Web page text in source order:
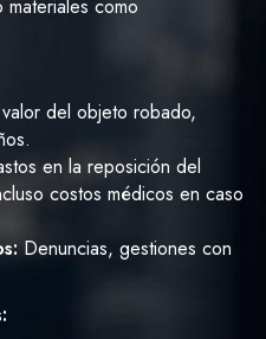
como
del objeto robado,
en la reposición del
costos médicos en caso
Denuncias, gestiones con